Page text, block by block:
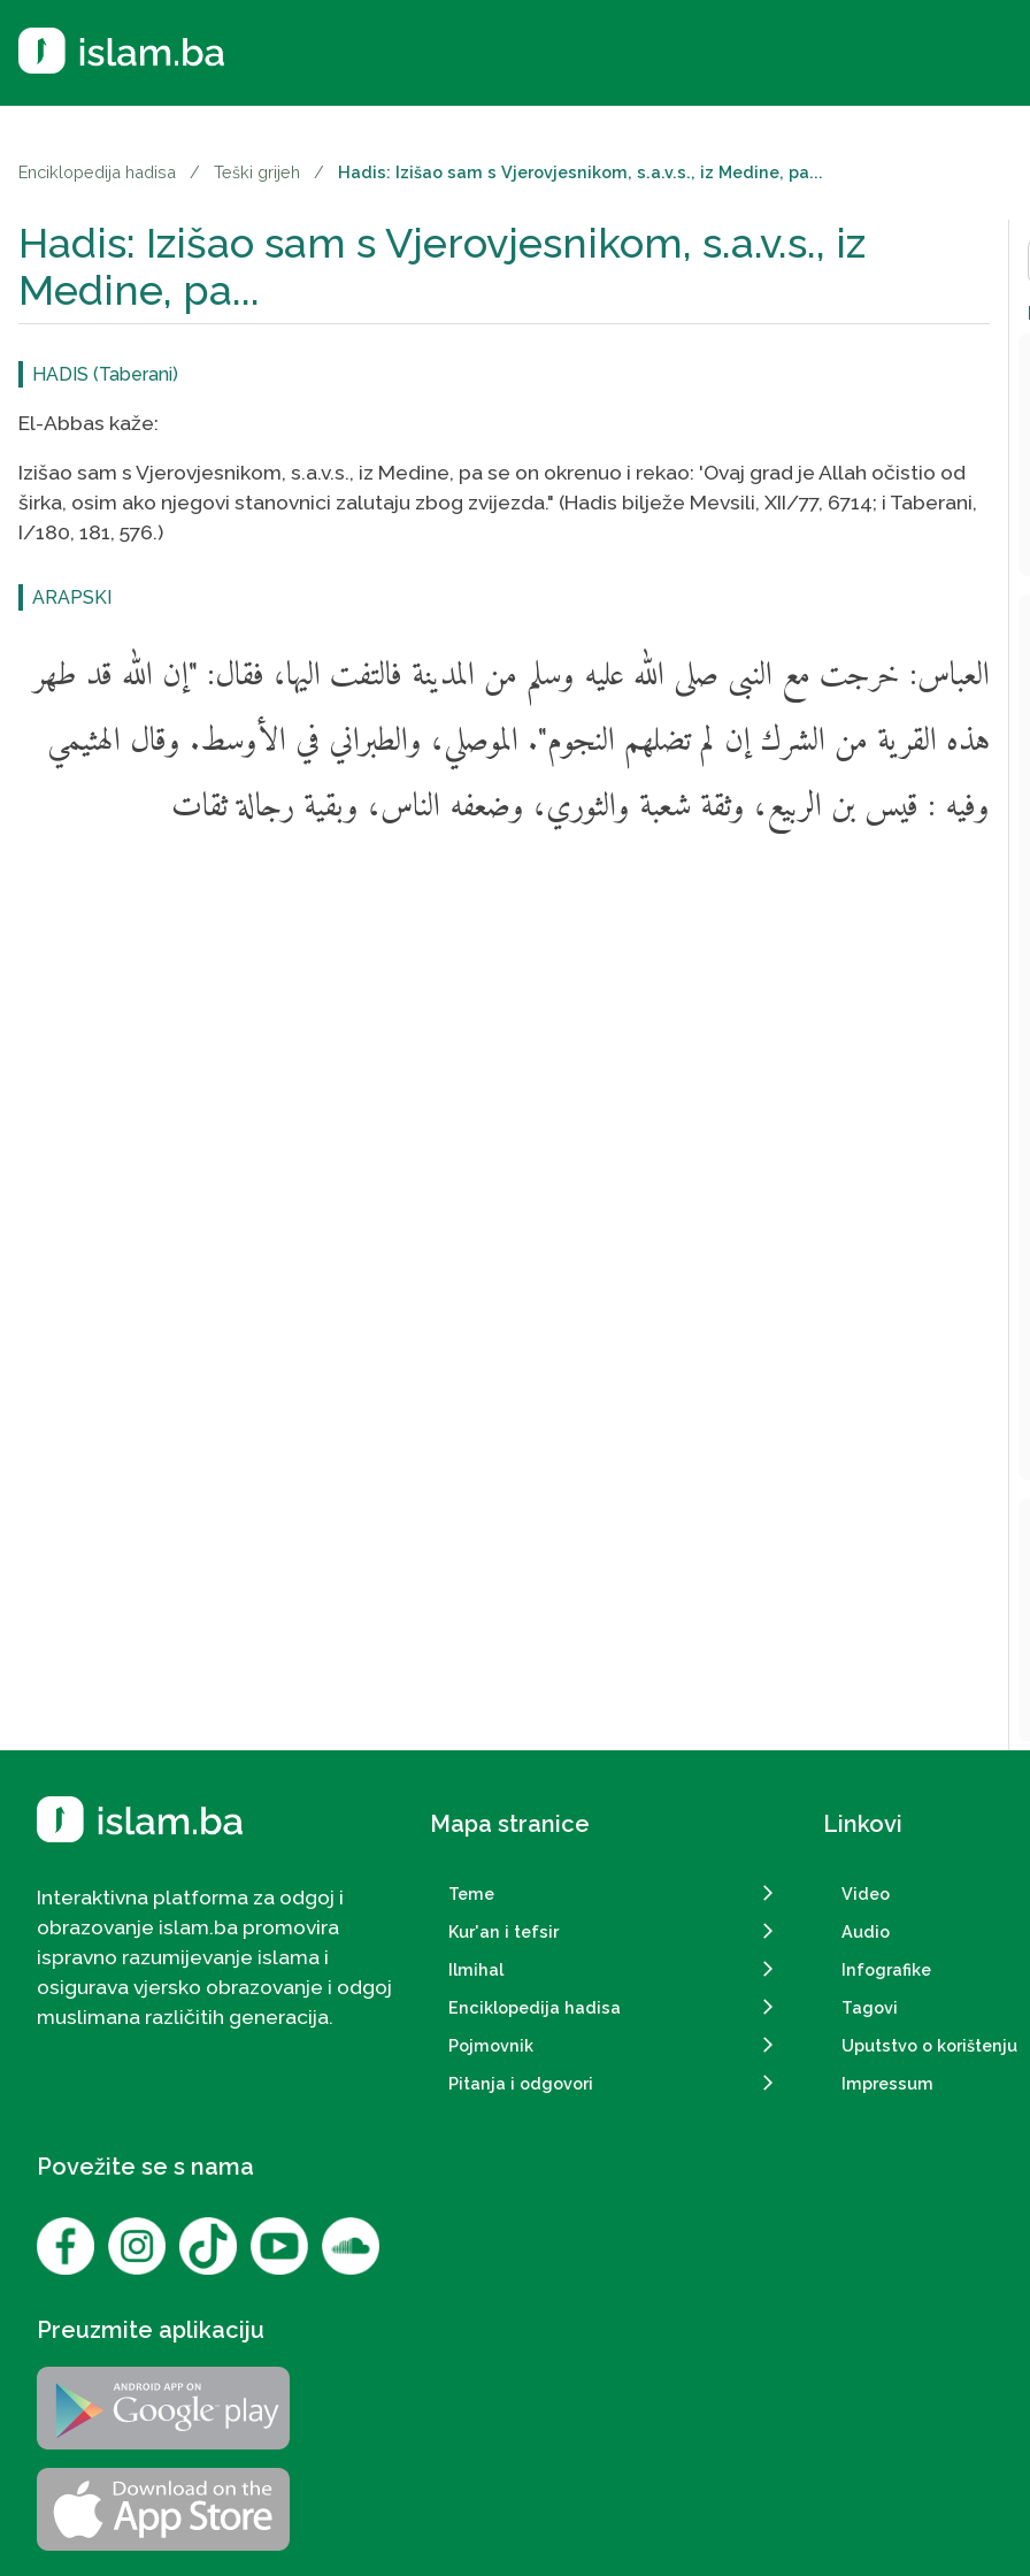
Enciklopedija hadisa / Teški grijeh / Hadis: Izišao sam s Vjerovjesnikom, s.a.v.s., iz Medine, pa...
Hadis: Izišao sam s Vjerovjesnikom, s.a.v.s., iz
Medine, pa...
HADIS (Taberani)
El-Abbas kaže:
Izišao sam s Vjerovjesnikom, s.a.v.s., iz Medine, pa se on okrenuo i rekao: 'Ovaj grad je Allah očistio od
širka, osim ako njegovi stanovnici zalutaju zbog zvijezda." (Hadis bilježe Mevsili, XII/77, 6714; i Taberani,
I/180, 181, 576.)
ARAPSKI
العباس: خرجت مع النبى صلى الله عليه وسلم من المدينة فالتفت اليها، فقال: "إن الله قد طهر
هذه القرية من الشرك إن لم تضلهم النجوم". الموصلي، والطبراني في الأوسط. وقال الهثيمي
وفيه : قيس بن الربيع، وثقة شعبة والثوري، وضعفه الناس، وبقية رجالة ثقات
Interaktivna platforma za odgoj i
obrazovanje islam.ba promovira
ispravno razumijevanje islama i
osigurava vjersko obrazovanje i odgoj
muslimana različitih generacija.
Mapa stranice
Teme
Kur'an i tefsir
Ilmihal
Enciklopedija hadisa
Pojmovnik
Pitanja i odgovori
Linkovi
Video
Audio
Infografike
Tagovi
Uputstvo o korištenju
Impressum
Povežite se s nama
Preuzmite aplikaciju